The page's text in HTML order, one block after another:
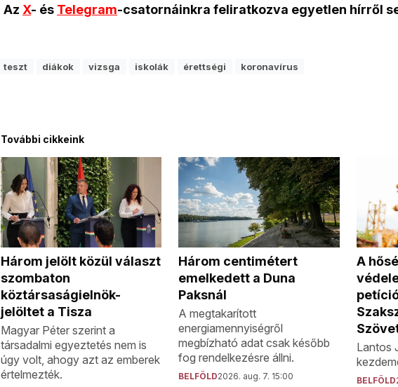
Az X- és Telegram-csatornáinkra feliratkozva egyetlen hírről
teszt diákok vizsga iskolák érettségi koronavírus
További cikkeink
Három jelölt közül választ
szombaton
köztársaságielnök-
jelöltet a Tisza
Magyar Péter szerint a
társadalmi egyeztetés nem is
úgy volt, ahogy azt az emberek
értelmezték.
Három centimétert
emelkedett a Duna
Paksnál
A megtakarított
energiamennyiségről
megbízható adat csak később
fog rendelkezésre állni.
BELFÖLD2026. aug. 7. 15:00
A
Lantos
BELFÖLD